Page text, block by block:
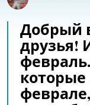
Добрый
друзья!